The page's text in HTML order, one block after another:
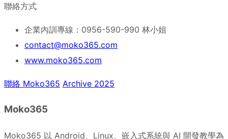
聯絡方式
企業內訓專線：0956-590-990 林小姐
contact@moko365.com
www.moko365.com
聯絡 Moko365 Archive 2025
Moko365
Moko365 以 Android、Linux、嵌入式系統與 AI 開發教學為